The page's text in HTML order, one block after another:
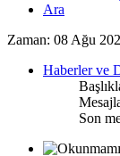
Ara
Zaman: 08 Ağu
Haberler ve
Son